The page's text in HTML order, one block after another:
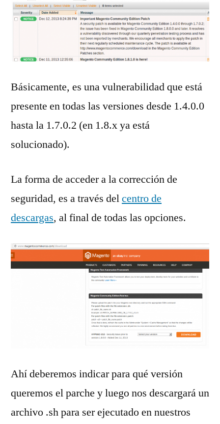
Básicamente, es una vulnerabilidad que está
presente en todas las versiones desde 1.4.0.0
hasta la 1.7.0.2 (en 1.8.x ya está
solucionado).
La forma de acceder a la corrección de
seguridad, es a través delcentro de
descargas, al final de todas las opciones.
Ahí deberemos indicar para qué versión
queremos el parche y luego nos descargará un
archivo .sh para ser ejecutado en nuestros